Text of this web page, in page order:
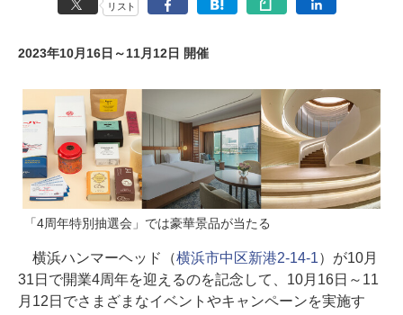
リスト
2023年10月16日～11月12日 開催
「4周年特別抽選会」では豪華景品が当たる
横浜ハンマーヘッド（横浜市中区新港2-14-1）が10月
31日で開業4周年を迎えるのを記念して、10月16日～11
月12日でさまざまなイベントやキャンペーンを実施す